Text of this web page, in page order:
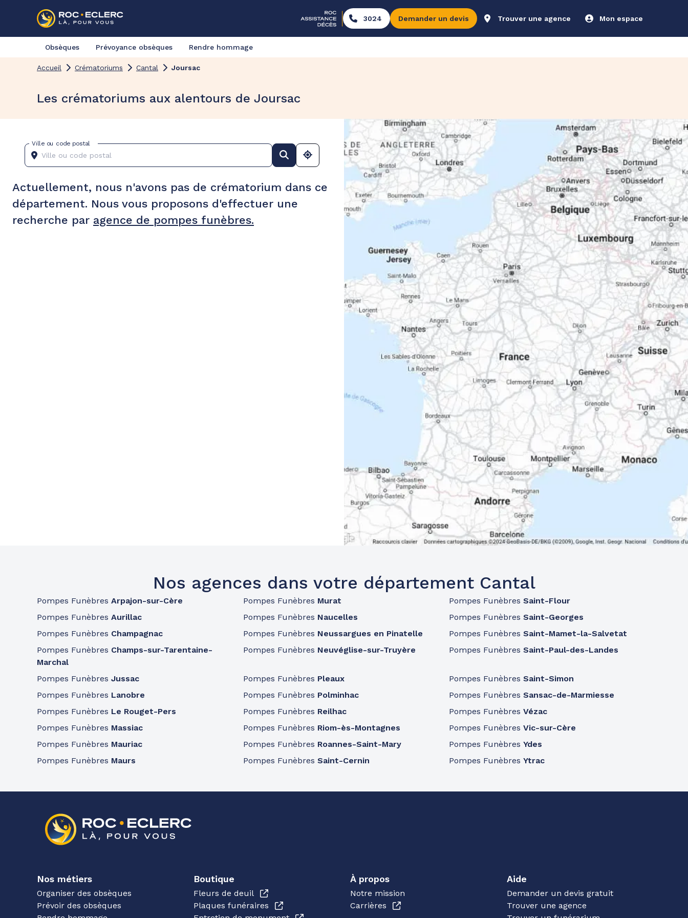
3024 Demander un devis Trouver une agence Mon espace
Obsèques Prévoyance obsèques Rendre hommage
Accueil Crématoriums Cantal Joursac
Les crématoriums aux alentours de Joursac
Ville ou code postal
Actuellement, nous n'avons pas de crématorium dans ce
département. Nous vous proposons d'effectuer une
recherche par agence de pompes funèbres.
Nos agences dans votre département Cantal
Pompes Funèbres Arpajon-sur-Cère
Pompes Funèbres Aurillac
Pompes Funèbres Champagnac
Pompes Funèbres Champs-sur-Tarentaine-
Marchal
Pompes Funèbres Jussac
Pompes Funèbres Lanobre
Pompes Funèbres Le Rouget-Pers
Pompes Funèbres Massiac
Pompes Funèbres Mauriac
Pompes Funèbres Maurs
Pompes Funèbres Murat
Pompes Funèbres Naucelles
Pompes Funèbres Neussargues en Pinatelle
Pompes Funèbres Neuvéglise-sur-Truyère
Pompes Funèbres Pleaux
Pompes Funèbres Polminhac
Pompes Funèbres Reilhac
Pompes Funèbres Riom-ès-Montagnes
Pompes Funèbres Roannes-Saint-Mary
Pompes Funèbres Saint-Cernin
Pompes FunèbresSaint-Flour
Pompes FunèbresSaint-Georges
Pompes FunèbresSaint-Mamet-la-Salvetat
Pompes FunèbresSaint-Paul-des-Landes
Pompes FunèbresSaint-Simon
Pompes FunèbresSansac-de-Marmiesse
Pompes FunèbresVézac
Pompes FunèbresVic-sur-Cère
Pompes FunèbresYdes
Pompes FunèbresYtrac
Nos métiers
Organiser des obsèques
Prévoir des obsèques
Boutique
Fleurs de deuil
Plaques funéraires
À propos
Notre mission
Carrières
Aide
Demander un devis gratuit
Trouver une agence